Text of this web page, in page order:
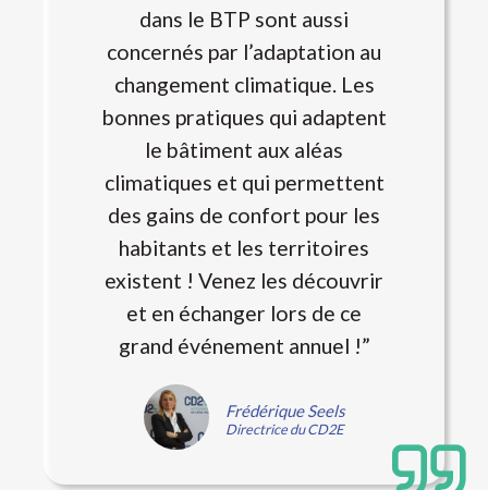
dans le BTP sont aussi
concernés par l’adaptation au
changement climatique. Les
bonnes pratiques qui adaptent
le bâtiment aux aléas
climatiques et qui permettent
des gains de confort pour les
habitants et les territoires
existent ! Venez les découvrir
et en échanger lors de ce
grand événement annuel !”
Frédérique Seels
Directrice du CD2E